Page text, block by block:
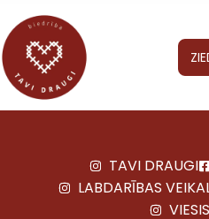
TAVI DRAUGI
LABDARĪBAS